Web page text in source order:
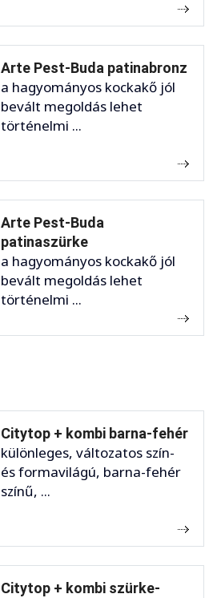
Arte Pest-Buda patinabronz
a hagyományos kockakő jól
bevált megoldás lehet
történelmi ...
Arte Pest-Buda
patinaszürke
a hagyományos kockakő jól
bevált megoldás lehet
történelmi ...
Citytop + kombi barna-fehér
különleges, változatos szín-
és formavilágú, barna-fehér
színű, ...
Citytop + kombi szürke-